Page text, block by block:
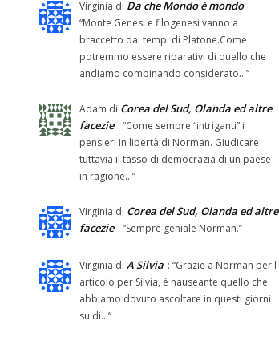
Virginia di Da che Mondo è mondo :
“Monte Genesi e filogenesi vanno a
braccetto dai tempi di Platone.Come
potremmo essere riparativi di quello che
andiamo combinando considerato…”
Adam di Corea del Sud, Olanda ed altre
facezie : “Come sempre “intriganti” i
pensieri in libertà di Norman. Giudicare
tuttavia il tasso di democrazia di un paese
in ragione…”
Virginia di Corea del Sud, Olanda ed altre
facezie : “Sempre geniale Norman.”
Virginia di A Silvia : “Grazie a Norman per l
articolo per Silvia, è nauseante quello che
abbiamo dovuto ascoltare in questi giorni
su di…”